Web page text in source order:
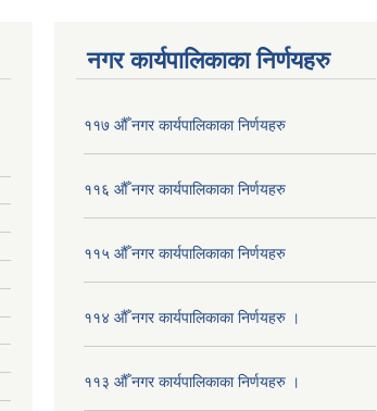
नगर कार्यपालिकाका निर्णयहरु
११७ औँ नगर कार्यपालिकाका निर्णयहरु
११६ औँ नगर कार्यपालिकाका निर्णयहरु
११५ औँ नगर कार्यपालिकाका निर्णयहरु
११४ औँ नगर कार्यपालिकाका निर्णयहरु ।
११३ औँ नगर कार्यपालिकाका निर्णयहरु ।